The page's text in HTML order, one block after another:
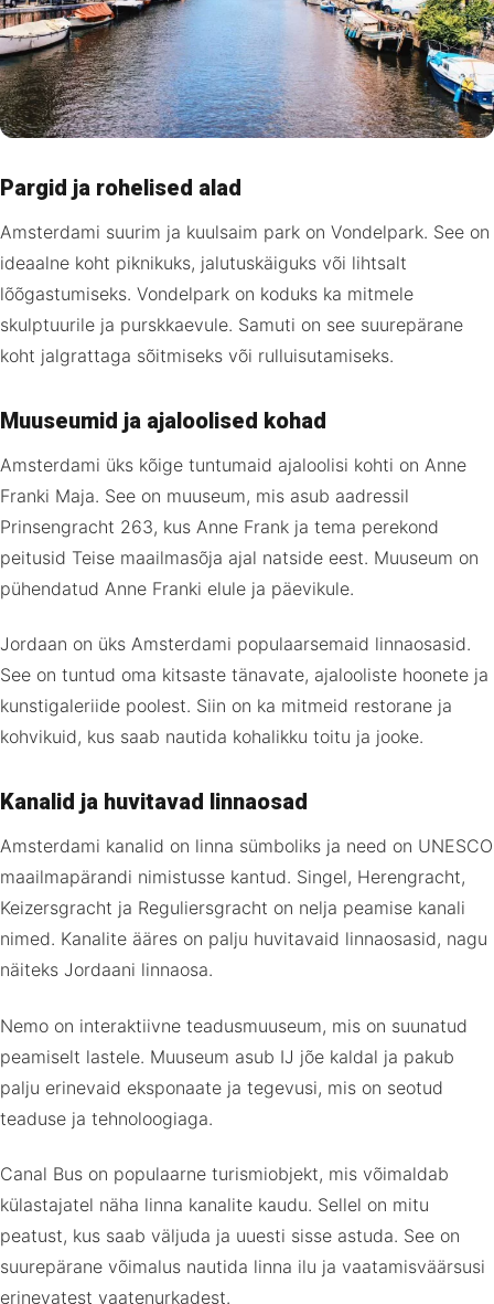
Pargid ja rohelised alad
Amsterdami suurim ja kuulsaim park on Vondelpark. See on
ideaalne koht piknikuks, jalutuskäiguks või lihtsalt
lõõgastumiseks. Vondelpark on koduks ka mitmele
skulptuurile ja purskkaevule. Samuti on see suurepärane
koht jalgrattaga sõitmiseks või rulluisutamiseks.
Muuseumid ja ajaloolised kohad
Amsterdami üks kõige tuntumaid ajaloolisi kohti on Anne
Franki Maja. See on muuseum, mis asub aadressil
Prinsengracht 263, kus Anne Frank ja tema perekond
peitusid Teise maailmasõja ajal natside eest. Muuseum on
pühendatud Anne Franki elule ja päevikule.
Jordaan on üks Amsterdami populaarsemaid linnaosasid.
See on tuntud oma kitsaste tänavate, ajalooliste hoonete ja
kunstigaleriide poolest. Siin on ka mitmeid restorane ja
kohvikuid, kus saab nautida kohalikku toitu ja jooke.
Kanalid ja huvitavad linnaosad
Amsterdami kanalid on linna sümboliks ja need on UNESCO
maailmapärandi nimistusse kantud. Singel, Herengracht,
Keizersgracht ja Reguliersgracht on nelja peamise kanali
nimed. Kanalite ääres on palju huvitavaid linnaosasid, nagu
näiteks Jordaani linnaosa.
Nemo on interaktiivne teadusmuuseum, mis on suunatud
peamiselt lastele. Muuseum asub IJ jõe kaldal ja pakub
palju erinevaid eksponaate ja tegevusi, mis on seotud
teaduse ja tehnoloogiaga.
Canal Bus on populaarne turismiobjekt, mis võimaldab
külastajatel näha linna kanalite kaudu. Sellel on mitu
peatust, kus saab väljuda ja uuesti sisse astuda. See on
suurepärane võimalus nautida linna ilu ja vaatamisväärsusi
erinevatest vaatenurkadest.